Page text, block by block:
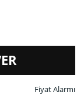
Fiyat Alarmı